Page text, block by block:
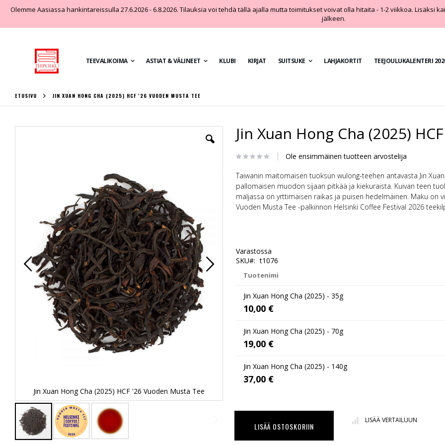
Olemme Aasiassa hankintareissulla 27.6.2026 - 6.8.2026. Tilauksia voi tehdä tällä ajalla mutta toimitukset voivat olla hitaita - 1-2 viikkoa. Lisäksi
jälkeen.
TEEVALIKOIMA ASTIAT & VÄLINEET KLUBI KIRJAT SUITSUKE LAHJAKORTIT TEEJOULUKALENTERI
ETUSIVU JIN XUAN HONG CHA (2025) HCF '26 VUODEN MUSTA TEE
Jin Xuan Hong Cha (2025) HCF '26 Vuoden Musta Tee
Jin Xuan Hong Cha (2025)
Ole ensimmäinen tuotteen arvostelija
Taiwanin maitomaisen tuoksun wulong-teehen antavasta Jin
pallomaisen muodon sijaan pitkää ja kiekuraista. Kuivan teen
maljassa on yrttimäisen raikas ja puisen hedelmäinen. Maku on
Vuoden Musta Tee -palkinnon Helsinki Coffee Festival 2026
Varastossa
SKU
t1076
product
items
Tuotenimi
Jin Xuan Hong Cha (2025) - 35g
10,00 €
Jin Xuan Hong Cha (2025) - 70g
19,00 €
Jin Xuan Hong Cha (2025) - 140g
37,00 €
LISÄÄ OSTOSKORIIN
LISÄÄ VERTAILUUN